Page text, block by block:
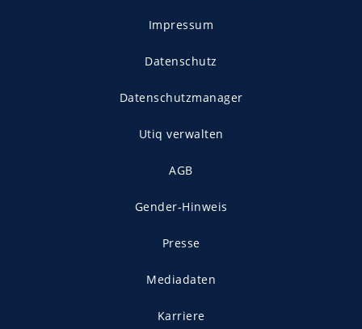
Impressum
Datenschutz
Datenschutzmanager
Utiq verwalten
AGB
Gender-Hinweis
Presse
Mediadaten
Karriere